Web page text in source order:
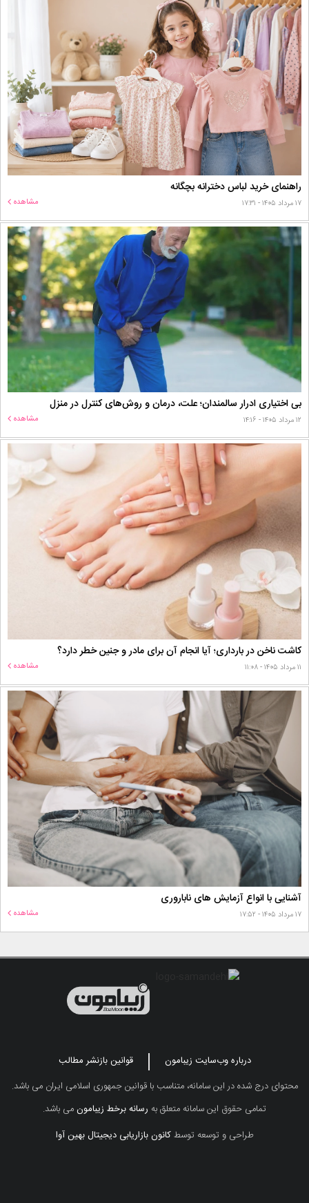
راهنمای خرید لباس دخترانه بچگانه
۱۷ مرداد ۱۴۰۵ - ۱۷:۳۱ مشاهده
بی اختیاری ادرار سالمندان؛ علت، درمان و روش‌های کنترل در منزل
۱۲ مرداد ۱۴۰۵ - ۱۴:۱۶ مشاهده
کاشت ناخن در بارداری؛ آیا انجام آن برای مادر و جنین خطر دارد؟
۱۱ مرداد ۱۴۰۵ - ۱۱:۰۸ مشاهده
آشنایی با انواع آزمایش های ناباروری
۱۷ مرداد ۱۴۰۵ - ۱۷:۵۲ مشاهده
درباره وب‌سایت زیبامون
قوانین بازنشر مطالب
محتوای درج شده در این سامانه، متناسب با قوانین جمهوری اسلامی ایران می باشد.
تمامی حقوق این سامانه متعلق به رسانه برخط زیبامونمی باشد.
طراحی و توسعه توسطکانون بازاریابی دیجیتال بهین آوا